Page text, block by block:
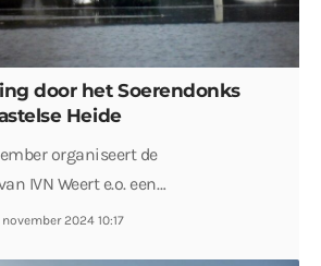
door het Soerendonks
Heide
organiseert de
IVN Weert e.o. een…
2024 10:17